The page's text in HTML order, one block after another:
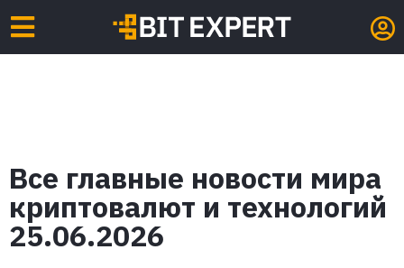
Все главные новости мира
криптовалют и технологий
25.06.2026